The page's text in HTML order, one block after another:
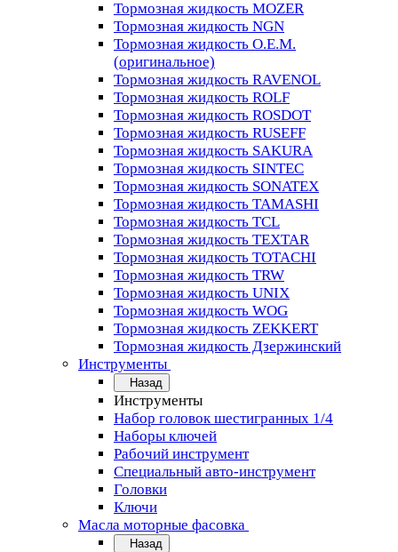
Тормозная жидкость MOZER
Тормозная жидкость NGN
Тормозная жидкость O.E.M.
(оригинальное)
Тормозная жидкость RAVENOL
Тормозная жидкость ROLF
Тормозная жидкость ROSDOT
Тормозная жидкость RUSEFF
Тормозная жидкость SAKURA
Тормозная жидкость SINTEC
Тормозная жидкость SONATEX
Тормозная жидкость TAMASHI
Тормозная жидкость TCL
Тормозная жидкость TEXTAR
Тормозная жидкость TOTACHI
Тормозная жидкость TRW
Тормозная жидкость UNIX
Тормозная жидкость WOG
Тормозная жидкость ZEKKERT
Тормозная жидкость Дзержинский
Инструменты
Назад
Инструменты
Набор головок шестигранных 1/4
Наборы ключей
Рабочий инструмент
Специальный авто-инструмент
Головки
Ключи
Масла моторные фасовка
Назад